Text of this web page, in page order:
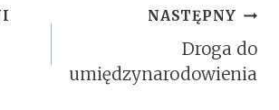
NASTĘPNY
Droga do
umiędzynarodowienia